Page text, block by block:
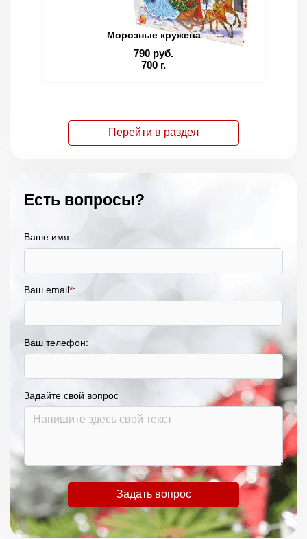
Морозные кружева
790 руб.
700 г.
Перейти в раздел
Есть вопросы?
Ваше имя:
Ваш email*:
Ваш телефон:
Задайте свой вопрос
Задать вопрос